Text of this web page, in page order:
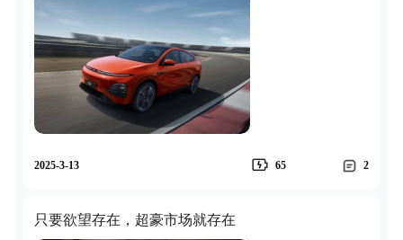
2025-3-13 65 2
只要欲望存在，超豪市场就存在